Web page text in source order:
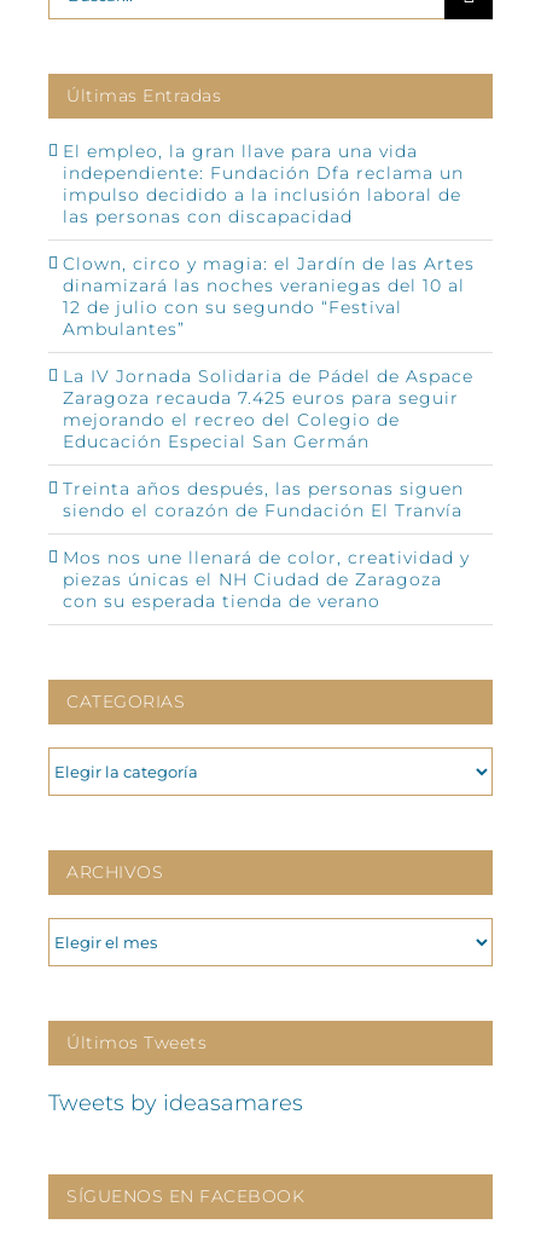
Últimas Entradas
El empleo, la gran llave para una vida
independiente: Fundación Dfa reclama un
impulso decidido a la inclusión laboral de
las personas con discapacidad
Clown, circo y magia: el Jardín de las Artes
dinamizará las noches veraniegas del 10 al
12 de julio con su segundo “Festival
Ambulantes”
La IV Jornada Solidaria de Pádel de Aspace
Zaragoza recauda 7.425 euros para seguir
mejorando el recreo del Colegio de
Educación Especial San Germán
Treinta años después, las personas siguen
siendo el corazón de Fundación El Tranvía
Mos nos une llenará de color, creatividad y
piezas únicas el NH Ciudad de Zaragoza
con su esperada tienda de verano
CATEGORIAS
CATEGORIAS
ARCHIVOS
ARCHIVOS
Últimos Tweets
Tweets by ideasamares
SÍGUENOS EN FACEBOOK